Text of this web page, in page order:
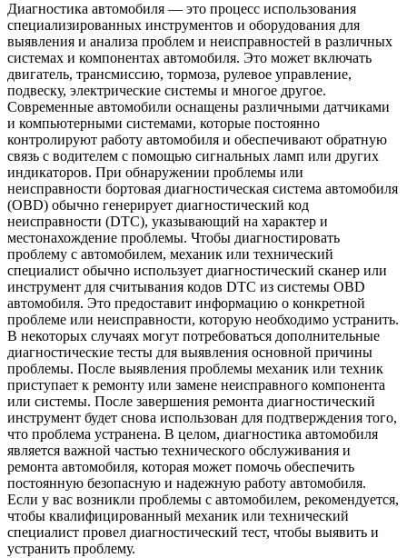
Диагностика автомобиля — это процесс использования
специализированных инструментов и оборудования для
выявления и анализа проблем и неисправностей в различных
системах и компонентах автомобиля. Это может включать
двигатель, трансмиссию, тормоза, рулевое управление,
подвеску, электрические системы и многое другое.
Современные автомобили оснащены различными датчиками
и компьютерными системами, которые постоянно
контролируют работу автомобиля и обеспечивают обратную
связь с водителем с помощью сигнальных ламп или других
индикаторов. При обнаружении проблемы или
неисправности бортовая диагностическая система автомобиля
(OBD) обычно генерирует диагностический код
неисправности (DTC), указывающий на характер и
местонахождение проблемы. Чтобы диагностировать
проблему с автомобилем, механик или технический
специалист обычно использует диагностический сканер или
инструмент для считывания кодов DTC из системы OBD
автомобиля. Это предоставит информацию о конкретной
проблеме или неисправности, которую необходимо устранить.
В некоторых случаях могут потребоваться дополнительные
диагностические тесты для выявления основной причины
проблемы. После выявления проблемы механик или техник
приступает к ремонту или замене неисправного компонента
или системы. После завершения ремонта диагностический
инструмент будет снова использован для подтверждения того,
что проблема устранена. В целом, диагностика автомобиля
является важной частью технического обслуживания и
ремонта автомобиля, которая может помочь обеспечить
постоянную безопасную и надежную работу автомобиля.
Если у вас возникли проблемы с автомобилем, рекомендуется,
чтобы квалифицированный механик или технический
специалист провел диагностический тест, чтобы выявить и
устранить проблему.